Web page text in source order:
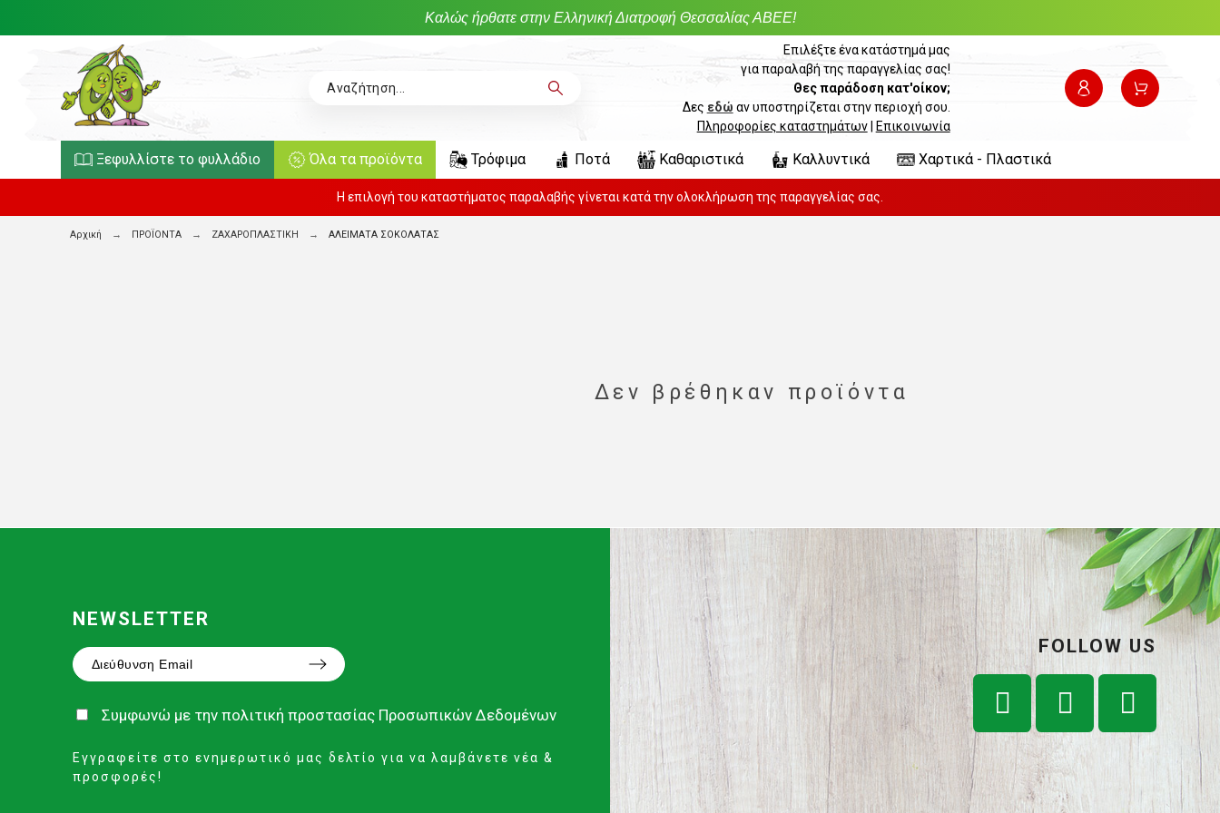
Καλώς ήρθατε στην Ελληνική Διατροφή Θεσσαλίας ΑΒΕΕ!
Επιλέξτε ένα κατάστημά μας
για παραλαβή της παραγγελίας σας!
Θες παράδοση κατ'οίκον;
Δες εδώ αν υποστηρίζεται στην περιοχή σου.
Πληροφορίες καταστημάτων| Επικοινωνία
Ξεφυλλίστε το φυλλάδιο Όλα τα προϊόντα Τρόφιμα Ποτά Καθαριστικά Καλλυντικά Χαρτικά - Πλαστικά
Η επιλογή του καταστήματος παραλαβής γίνεται κατά την ολοκλήρωση της παραγγελίας σας.
Αρχική ΠΡΟΪΟΝΤΑ ΖΑΧΑΡΟΠΛΑΣΤΙΚΗ ΑΛΕΙΜΑΤΑ ΣΟΚΟΛΑΤΑΣ
Δεν βρέθηκαν προϊόντα
NEWSLETTER
Συμφωνώ με την πολιτική προστασίας Προσωπικών Δεδομένων
Εγγραφείτε στο ενημερωτικό μας δελτίο για να λαμβάνετε νέα &
προσφορές!
FOLLOW US